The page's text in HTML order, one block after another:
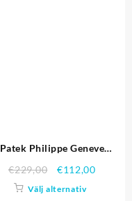
Patek Philippe Geneve
Klockor 4629
€229,00 €112,00
Välj alternativ